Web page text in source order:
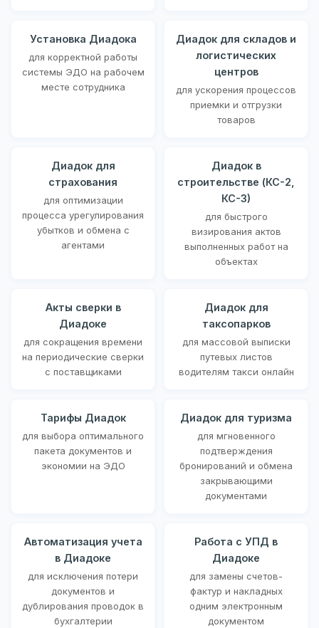
Установка Диадока
для корректной работы
системы ЭДО на рабочем
месте сотрудника
Диадок для складов и
логистических
центров
для ускорения процессов
приемки и отгрузки
товаров
Диадок для
страхования
для оптимизации
процесса урегулирования
убытков и обмена с
агентами
Диадок в
строительстве (КС-2,
КС-3)
для быстрого
визирования актов
выполненных работ на
объектах
Акты сверки в
Диадоке
для сокращения времени
на периодические сверки
с поставщиками
Диадок для
таксопарков
для массовой выписки
путевых листов
водителям такси онлайн
Тарифы Диадок
для выбора оптимального
пакета документов и
экономии на ЭДО
Диадок для туризма
для мгновенного
подтверждения
бронирований и обмена
закрывающими
документами
Автоматизация учета
в Диадоке
для исключения потери
документов и
дублирования проводок в
бухгалтерии
Работа с УПД в
Диадоке
для замены счетов-
фактур и накладных
одним электронным
документом